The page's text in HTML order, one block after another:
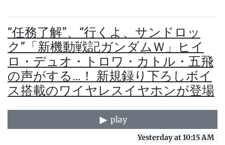
“任務了解”、“行くよ、サンドロッ
ク”「新機動戦記ガンダムＷ」ヒイ
ロ・デュオ・トロワ・カトル・五飛
の声がする…！ 新規録り下ろしボイ
ス搭載のワイヤレスイヤホンが登場
play
Yesterday at 10:15 AM